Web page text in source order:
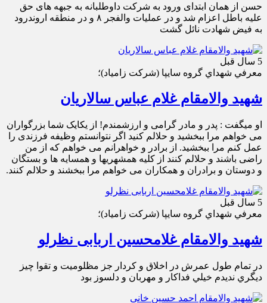
حسن از همان ابتدای ورود به شرکت داوطلبانه به جبهه های حق
علیه باطل اعزام شد و در عملیات والفجر ۸ و در منطقه اروندرود
به فیض شهادت نائل گشت
5 سال قبل
معرفي شهداي گروه سايپا (شركت زامياد)؛
شهید والامقام غلام عباس سالاریان
او ميگفت : پدر و مادر گرامی و ارزشمندم! از یکایک شما بزرگواران
می خواهم مرا ببخشید و حلالم کنید اگر نتوانستم وظیفه فرزندی را
عمل کنم مرا ببخشید. از برادر و خواهرانم می خواهم که از من
راضی باشند و حلالم کنند از کلیه همشهریها و همسایه ها و بستگان
و دوستان و برادران و همکاران می خواهم مرا ببخشند و حلالم کنند.
5 سال قبل
معرفي شهداي گروه سايپا (شركت زامياد)؛
شهید والامقام غلامحسین اربابی نظرلو
در تمام طول عمرش در اخلاق و كردار جز مظلوميت و تقوا چيز
ديگري نديدم خيلي فداكار و مهربان و دلسوز بود